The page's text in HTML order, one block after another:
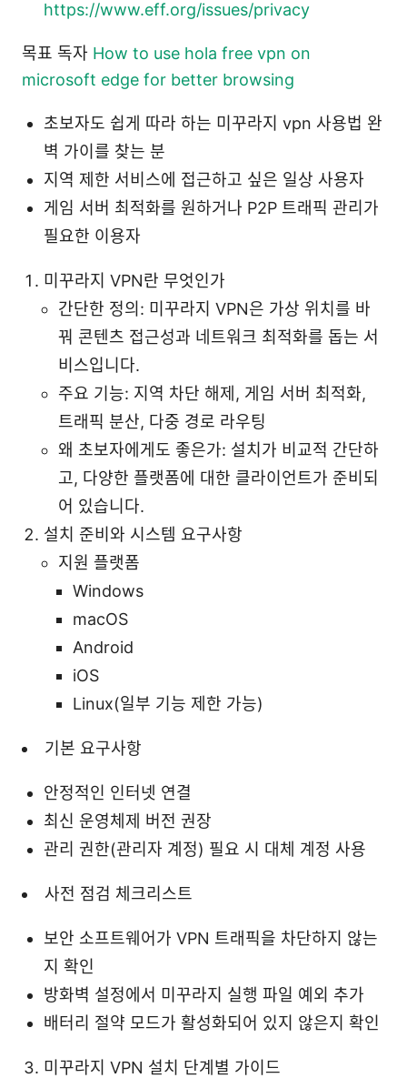
https://www.eff.org/issues/privacy
목표 독자 How to use hola free vpn on
microsoft edge for better browsing
초보자도 쉽게 따라 하는 미꾸라지 vpn 사용법 완
벽 가이를 찾는 분
지역 제한 서비스에 접근하고 싶은 일상 사용자
게임 서버 최적화를 원하거나 P2P 트래픽 관리가
필요한 이용자
미꾸라지 VPN란 무엇인가
간단한 정의: 미꾸라지 VPN은 가상 위치를 바
꿔 콘텐츠 접근성과 네트워크 최적화를 돕는 서
비스입니다.
주요 기능: 지역 차단 해제, 게임 서버 최적화,
트래픽 분산, 다중 경로 라우팅
왜 초보자에게도 좋은가: 설치가 비교적 간단하
고, 다양한 플랫폼에 대한 클라이언트가 준비되
어 있습니다.
설치 준비와 시스템 요구사항
지원 플랫폼
Windows
macOS
Android
iOS
Linux(일부 기능 제한 가능)
기본 요구사항
안정적인 인터넷 연결
최신 운영체제 버전 권장
관리 권한(관리자 계정) 필요 시 대체 계정 사용
사전 점검 체크리스트
보안 소프트웨어가 VPN 트래픽을 차단하지 않는
지 확인
방화벽 설정에서 미꾸라지 실행 파일 예외 추가
배터리 절약 모드가 활성화되어 있지 않은지 확인
미꾸라지 VPN 설치 단계별 가이드